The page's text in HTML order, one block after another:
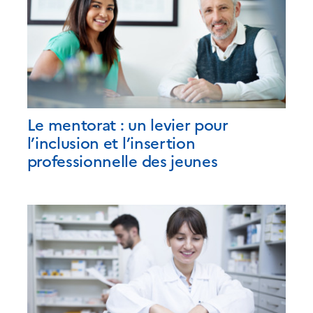
Le mentorat : un levier pour
l’inclusion et l’insertion
professionnelle des jeunes